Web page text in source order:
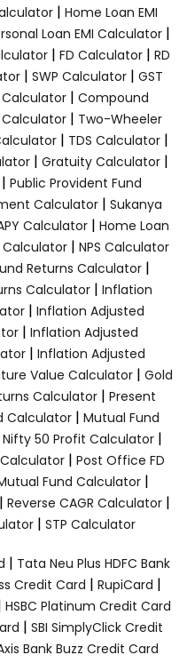
| Home Loan EMI
Loan EMI Calculator |
| FD Calculator | RD
| SWP Calculator | GST
| Compound
| Two-Wheeler
| TDS Calculator|
| Gratuity Calculator|
Public Provident Fund
Calculator| Sukanya
Calculator| Home Loan
Calculator | NPS Calculator
Returns Calculator |
Calculator| Inflation
| Inflation Adjusted
| Inflation Adjusted
| Inflation Adjusted
Value Calculator | Gold
Calculator | Present
Calculator | Mutual Fund
Nifty 50 Profit Calculator|
Calculator| Post Office FD
Fund Calculator|
| Reverse CAGR Calculator |
| STP Calculator
| Tata Neu Plus HDFC Bank
Credit Card | RupiCard |
HSBC Platinum Credit Card
| SBI SimplyClick Credit
Bank Buzz Credit Card